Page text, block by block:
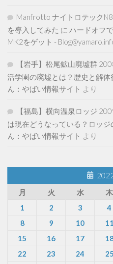
Manfrotto ナイトロテック
を導入してみた に ハードオフ
MK2をゲット -
【岩手】松尾鉱山廃墟群
活学園の廃墟とは？歴史と解
ん：やばい情報サイト より
【福島】横向温泉ロッジ
は現在どうなっている？ロッ
ん：やばい情報サイト より
月
火 水 木
1
2 3 4
8
9 10 11
15
16 17
22
23 24 25